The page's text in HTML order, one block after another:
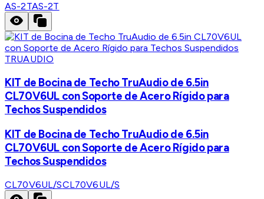
AS-2TAS-2T
TRUAUDIO
KIT de Bocina de Techo TruAudio de 6.5in
CL70V6UL con Soporte de Acero Rígido para
Techos Suspendidos
KIT de Bocina de Techo TruAudio de 6.5in
CL70V6UL con Soporte de Acero Rígido para
Techos Suspendidos
CL70V6UL/SCL70V6UL/S